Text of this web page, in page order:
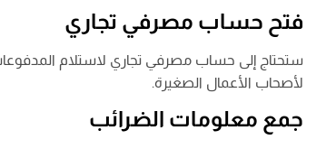
فتح حساب مصرفي تجاري
ستحتاج إلى حساب مصرفي تجاري لاستلام
لأصحاب الأعمال الصغيرة.
جمع معلومات الضرائب